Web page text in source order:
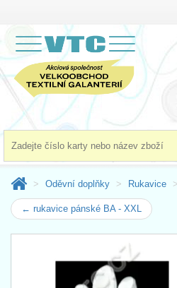
Oděvní doplňky Rukavice
← rukavice pánské BA - XXL